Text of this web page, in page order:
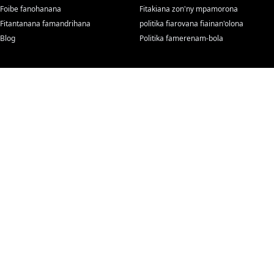
Foibe fanohanana
Fitantanana famandrihana
Blog
Fitakiana zon'ny mpamorona
politika fiarovana fiainan'olona
Politika famerenam-bola